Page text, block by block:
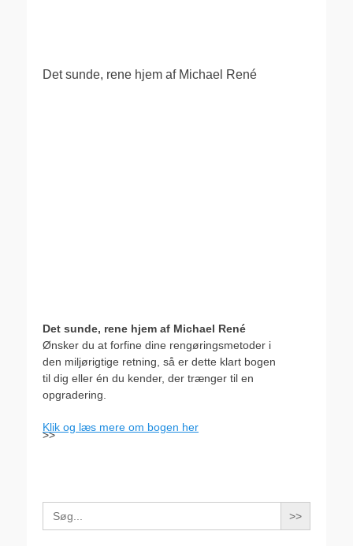
Det sunde, rene hjem af Michael René
Det sunde, rene hjem af Michael René
Ønsker du at forfine dine rengøringsmetoder i
den miljørigtige retning, så er dette klart bogen
til dig eller én du kender, der trænger til en
opgradering.
Klik og læs mere om bogen her
>>
Search
for: